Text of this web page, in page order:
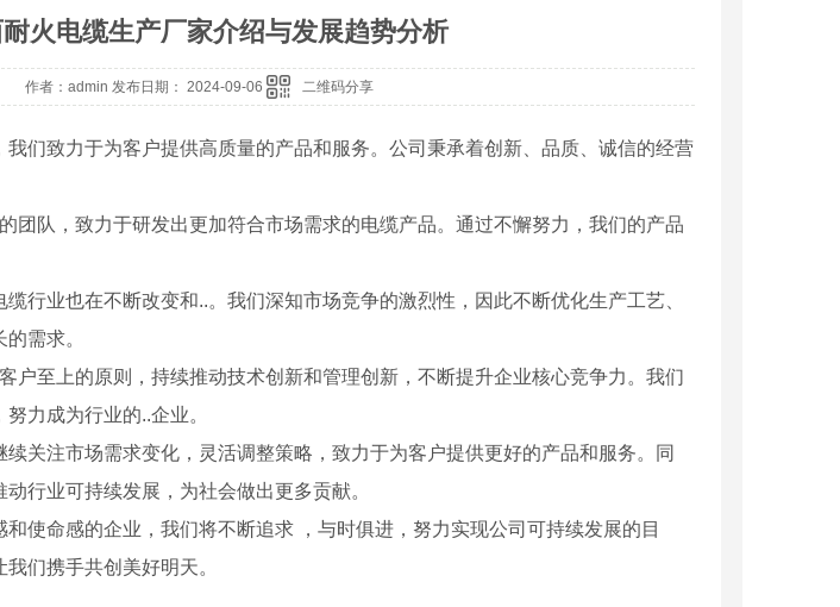
耐火电缆生产厂家介绍与发展趋势分析
作者：admin 发布日期： 2024-09-06 二维码分享
们致力于为客户提供高质量的产品和服务。公司秉承着创新、品质、诚信的经营
团队，致力于研发出更加符合市场需求的电缆产品。通过不懈努力，我们的产品
行业也在不断改变和..。我们深知市场竞争的激烈性，因此不断优化生产工艺、
需求。
户至上的原则，持续推动技术创新和管理创新，不断提升企业核心竞争力。我们
力成为行业的..企业。
关注市场需求变化，灵活调整策略，致力于为客户提供更好的产品和服务。同
行业可持续发展，为社会做出更多贡献。
使命感的企业，我们将不断追求 ，与时俱进，努力实现公司可持续发展的目
们携手共创美好明天。